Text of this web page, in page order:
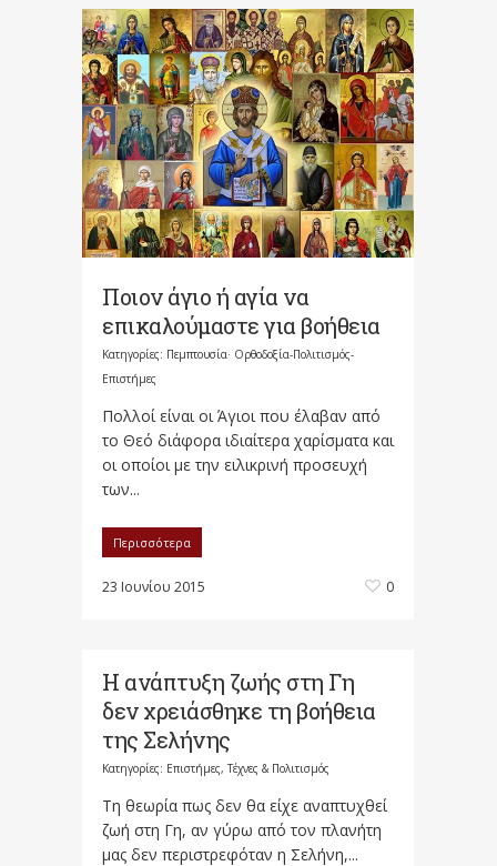
Ποιον άγιο ή αγία να
επικαλούμαστε για βοήθεια
Κατηγορίες: Πεμπτουσία· Ορθοδοξία-Πολιτισμός-
Επιστήμες
Πολλοί είναι οι Άγιοι που έλαβαν από
το Θεό διάφορα ιδιαίτερα χαρίσματα και
οι οποίοι με την ειλικρινή προσευχή
των...
Περισσότερα
23 Ιουνίου 2015 0
Η ανάπτυξη ζωής στη Γη
δεν χρειάσθηκε τη βοήθεια
της Σελήνης
Κατηγορίες: Επιστήμες, Τέχνες & Πολιτισμός
Τη θεωρία πως δεν θα είχε αναπτυχθεί
ζωή στη Γη, αν γύρω από τον πλανήτη
μας δεν περιστρεφόταν η Σελήνη,...